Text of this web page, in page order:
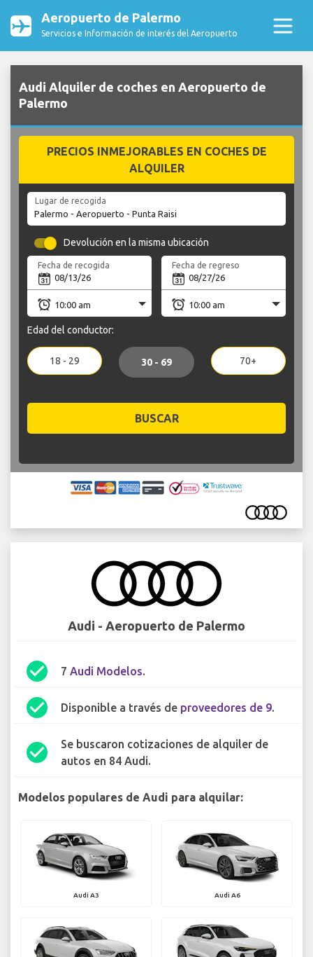
Aeropuerto de Palermo
Servicios e Información de interés del Aeropuerto
Audi Alquiler de coches en Aeropuerto de
Palermo
PRECIOS INMEJORABLES EN COCHES DE
ALQUILER
Lugar de recogida
Devolución en la misma ubicación
Fecha de recogida Fecha de regreso
Edad del conductor:
18 - 29 30 - 69 70+
BUSCAR
Audi - Aeropuerto de Palermo
check_circle 7 Audi Modelos.
check_circle Disponible a través de proveedores de 9.
check_circle
Se buscaron cotizaciones de alquiler de
autos en 84 Audi.
Modelos populares de Audi para alquilar:
Audi A3 Audi A6